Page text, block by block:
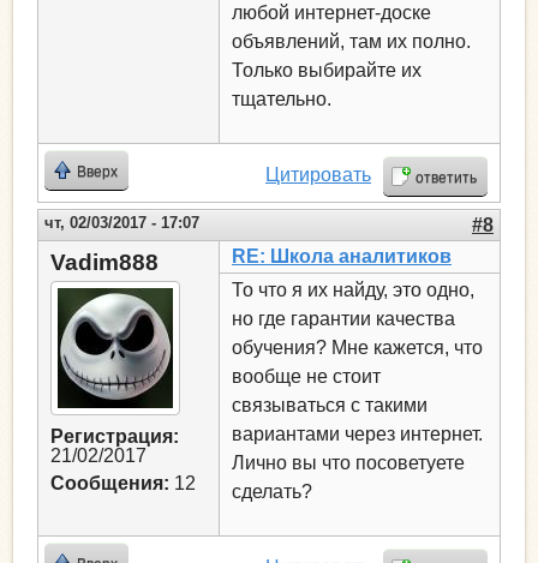
любой интернет-доске
объявлений, там их полно.
Только выбирайте их
тщательно.
Вверх Цитировать ответить
чт, 02/03/2017 - 17:07 #8
Vadim888
Регистрация:
21/02/2017
Сообщения: 12
RE: Школа аналитиков
То что я их найду, это одно,
но где гарантии качества
обучения? Мне кажется, что
вообще не стоит
связываться с такими
вариантами через интернет.
Лично вы что посоветуете
сделать?